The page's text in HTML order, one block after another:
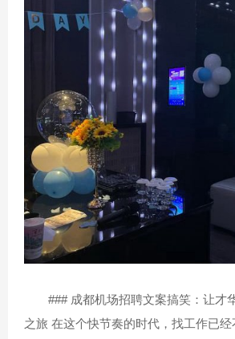
### 成都机场招聘文案搞笑：让才
之旅 在这个快节奏的时代，找工作已经